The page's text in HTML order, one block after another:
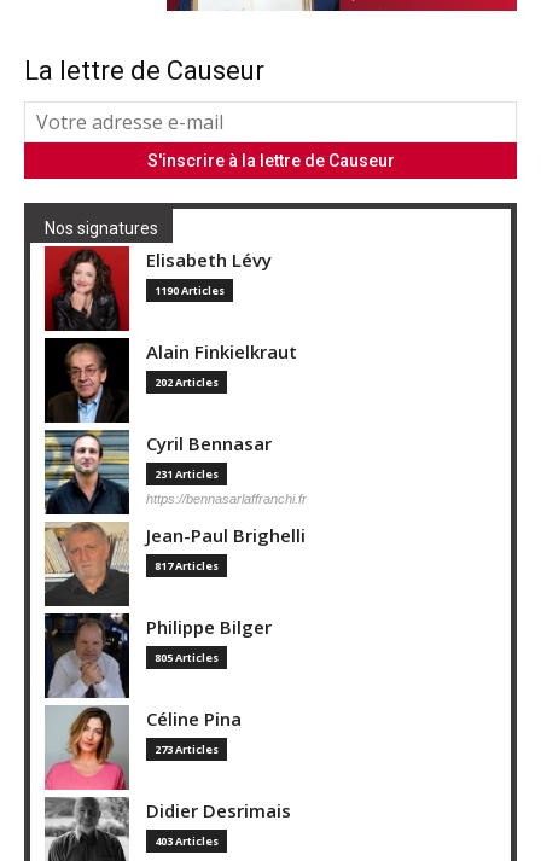
La lettre de Causeur
Nos signatures
Elisabeth Lévy
1190 Articles
Alain Finkielkraut
202 Articles
Cyril Bennasar
231 Articles
https://bennasarlaffranchi.fr
Jean-Paul Brighelli
817 Articles
Philippe Bilger
805 Articles
Céline Pina
273 Articles
Didier Desrimais
403 Articles